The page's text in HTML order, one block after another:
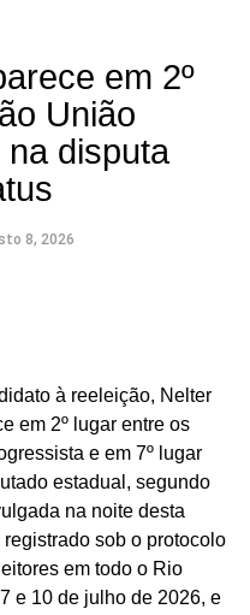
em 2º
União
na disputa
8, 2026
à reeleição, Nelter
em 2º lugar entre os
e em 7º lugar
estadual, segundo
na noite desta
sob o protocolo
em todo o Rio
e 10 de julho de 2026, e